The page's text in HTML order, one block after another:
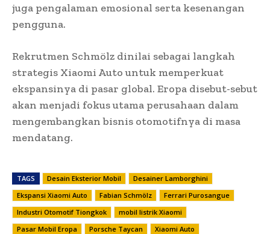
juga pengalaman emosional serta kesenangan
pengguna.
Rekrutmen Schmölz dinilai sebagai langkah
strategis Xiaomi Auto untuk memperkuat
ekspansinya di pasar global. Eropa disebut-sebut
akan menjadi fokus utama perusahaan dalam
mengembangkan bisnis otomotifnya di masa
mendatang.
TAGS Desain Eksterior Mobil
Desainer Lamborghini
Ekspansi Xiaomi Auto
Fabian Schmölz
Ferrari Purosangue
Industri Otomotif Tiongkok
mobil listrik Xiaomi
Pasar Mobil Eropa
Porsche Taycan Xiaomi Auto